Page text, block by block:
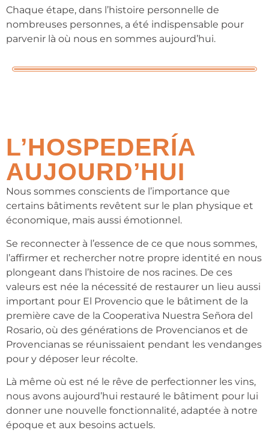
Chaque étape, dans l’histoire personnelle de
nombreuses personnes, a été indispensable pour
parvenir là où nous en sommes aujourd’hui.
L’HOSPEDERÍA
AUJOURD’HUI
Nous sommes conscients de l’importance que
certains bâtiments revêtent sur le plan physique et
économique, mais aussi émotionnel.
Se reconnecter à l’essence de ce que nous sommes,
l’affirmer et rechercher notre propre identité en nous
plongeant dans l’histoire de nos racines. De ces
valeurs est née la nécessité de restaurer un lieu aussi
important pour El Provencio que le bâtiment de la
première cave de la Cooperativa Nuestra Señora del
Rosario, où des générations de Provencianos et de
Provencianas se réunissaient pendant les vendanges
pour y déposer leur récolte.
Là même où est né le rêve de perfectionner les vins,
nous avons aujourd’hui restauré le bâtiment pour lui
donner une nouvelle fonctionnalité, adaptée à notre
époque et aux besoins actuels.